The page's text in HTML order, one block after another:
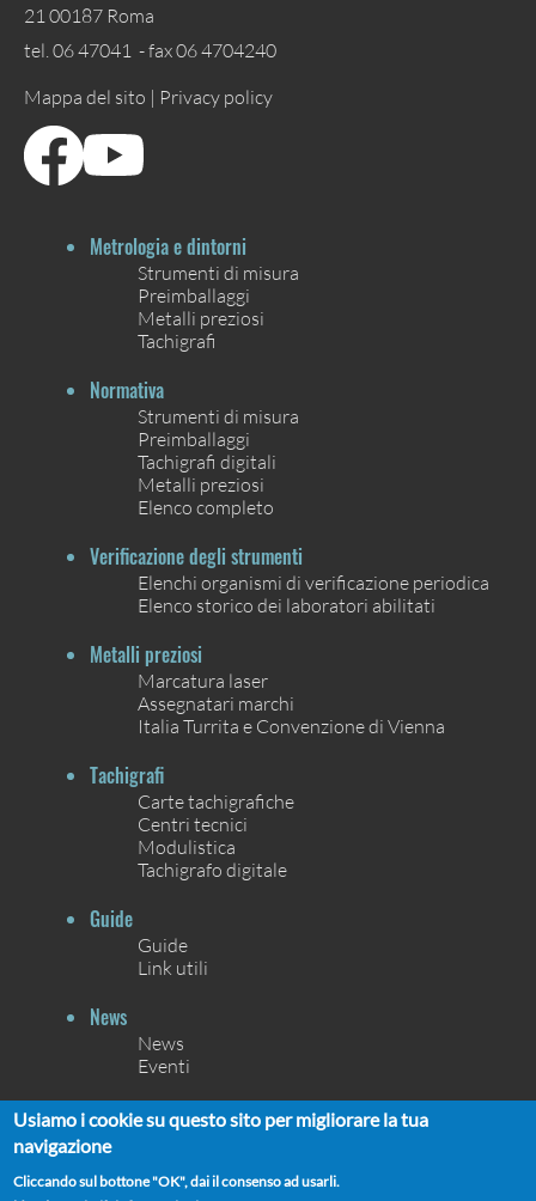
21 00187 Roma
tel. 06 47041 - fax 06 4704240
Mappa del sito | Privacy policy
Metrologia e dintorni
Strumenti di misura
Preimballaggi
Metalli preziosi
Tachigrafi
Normativa
Strumenti di misura
Preimballaggi
Tachigrafi digitali
Metalli preziosi
Elenco completo
Verificazione degli strumenti
Elenchi organismi di verificazione periodica
Elenco storico dei laboratori abilitati
Metalli preziosi
Marcatura laser
Assegnatari marchi
Italia Turrita e Convenzione di Vienna
Tachigrafi
Carte tachigrafiche
Centri tecnici
Modulistica
Tachigrafo digitale
Guide
Guide
Link utili
News
News
Eventi
Contatti
Usiamo i cookie su questo sito per migliorare la tua
navigazione
Cliccando sul bottone "OK", dai il consenso ad usarli.